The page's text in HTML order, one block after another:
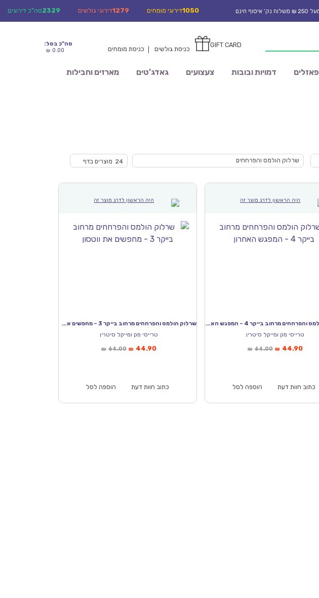
1050דירוגי מומחים 1279דירוגי גולשים 2329סה"כ דירוגים
GIFT CARD כניסת גולשים כניסת מומחים
סה"כ בסל:
₪ 0.00
פאזלים דמויות ובובות צעצועים גאדג’טים מארזים וחבילות
24 מוצרים בדף
היה הראשון לדרג מוצר זה
שרלוק הולמס והפרחחים מרחוב בייקר 4 – המפגש האחרון
טרייסי מק ומייקל סיטרין
₪ 64.00המחיר
₪ 44.90המחיר
כתוב חוות דעת
הוספה לסל
היה הראשון לדרג מוצר זה
שרלוק הולמס והפרחחים מרחוב בייקר 3 – מחפשים את ווטסון
טרייסי מק ומייקל סיטרין
₪ 64.00המחיר
₪ 44.90המחיר
כתוב חוות דעת
הוספה לסל